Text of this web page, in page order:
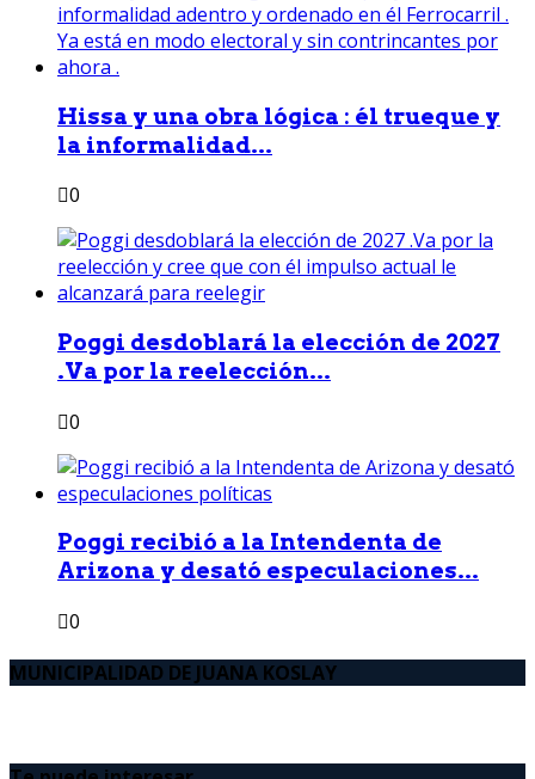
Hissa y una obra lógica : él trueque y
la informalidad...
0
Poggi desdoblará la elección de 2027
.Va por la reelección...
0
Poggi recibió a la Intendenta de
Arizona y desató especulaciones...
0
MUNICIPALIDAD DE JUANA KOSLAY